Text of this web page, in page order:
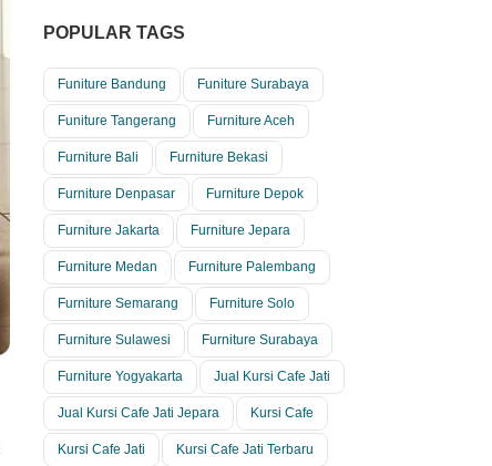
POPULAR TAGS
Funiture Bandung Funiture Surabaya
Funiture Tangerang Furniture Aceh
Furniture Bali Furniture Bekasi
Furniture Denpasar Furniture Depok
Furniture Jakarta Furniture Jepara
Furniture Medan Furniture Palembang
Furniture Semarang Furniture Solo
Furniture Sulawesi Furniture Surabaya
Furniture Yogyakarta Jual Kursi Cafe Jati
Jual Kursi Cafe Jati Jepara Kursi Cafe
Kursi Cafe Jati Kursi Cafe Jati Terbaru